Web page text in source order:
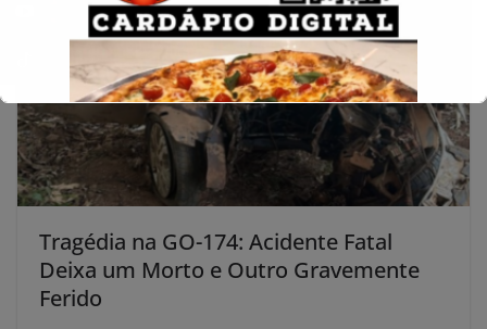
Tragédia na GO-174: Acidente Fatal
Deixa um Morto e Outro Gravemente
Ferido